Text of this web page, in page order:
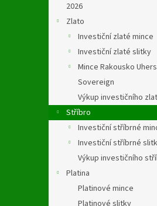
2026
Zlato
Investiční zlaté mince
Investiční zlaté slitky
Mince Rakousko
Sovereign
Výkup investičního
Stříbro
Investiční stříbrné
Investiční stříbrné
Výkup investičního
Platina
Platinové mince
Platinové slitky